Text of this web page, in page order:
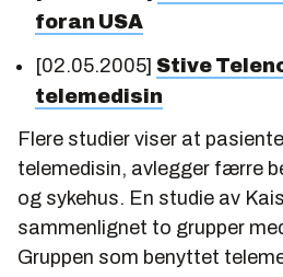
foran USA
[02.05.2005] Stive
telemedisin
Flere studier viser at
telemedisin, avlegger færre
og sykehus. En studie av
sammenlignet to grupper
Gruppen som benyttet